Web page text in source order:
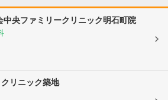
中央ファミリークリニック明石町院
リニック築地